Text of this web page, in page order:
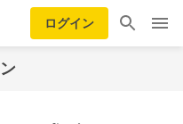
ログイン